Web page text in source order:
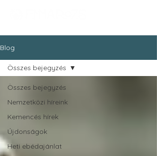
Blog
Összes bejegyzés
Nemzetközi híreink
Kemencés hírek
Újdonságok
Heti ebédajánlat
Összes bejegyzés